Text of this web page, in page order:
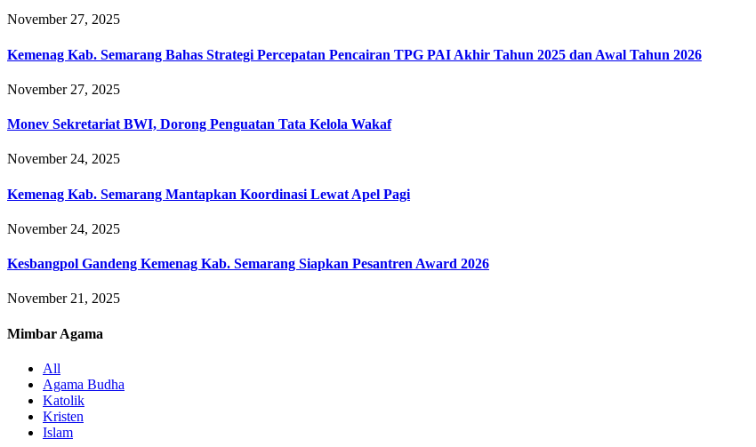
November 27, 2025
Kemenag Kab. Semarang Bahas Strategi Percepatan Pencairan TPG PAI Akhir Tahun 2025 dan Awal Tahun 2026
November 27, 2025
Monev Sekretariat BWI, Dorong Penguatan Tata Kelola Wakaf
November 24, 2025
Kemenag Kab. Semarang Mantapkan Koordinasi Lewat Apel Pagi
November 24, 2025
Kesbangpol Gandeng Kemenag Kab. Semarang Siapkan Pesantren Award 2026
November 21, 2025
Mimbar Agama
All
Agama Budha
Katolik
Kristen
Islam